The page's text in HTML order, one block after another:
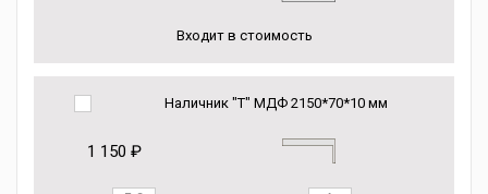
Входит в стоимость
Наличник "Т" МДФ 2150*70*10 мм
1 150 ₽